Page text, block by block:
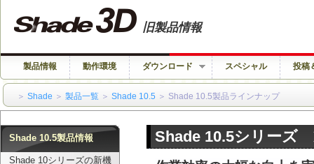
旧製品情報
製品情報 動作環境 ダウンロード スペシャル 投稿
＞ Shade ＞ 製品一覧 ＞ Shade 10.5 ＞ Shade 10.5製品ラインナップ
Shade 10.5製品情報
Shade 10シリーズの新機
Shade 10.5シリーズ